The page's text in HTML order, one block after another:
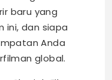
baru yang
ini, dan siapa
Anda
global.